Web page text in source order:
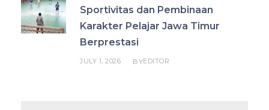
Sportivitas dan Pembinaan
Karakter Pelajar Jawa Timur
Berprestasi
JULY 1, 2026 BYEDITOR